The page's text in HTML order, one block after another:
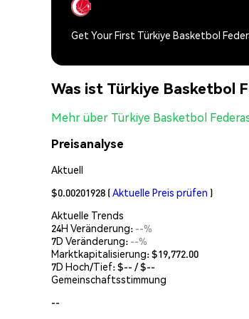
Get Your First Türkiye Basketbol
Was ist Türkiye Basketbol
Mehr über Türkiye Basketbol
Preisanalyse
Aktuell
$0.00201928 (Aktuelle Preis prüfen )
Aktuelle Trends
24H Veränderung: --%
7D Veränderung: --%
Marktkapitalisierung:$19,772.00
7D Hoch/Tief: $-- / $--
Gemeinschaftsstimmung
--